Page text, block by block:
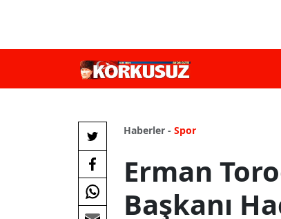
Haberler - Spor
Erman
Başkanı